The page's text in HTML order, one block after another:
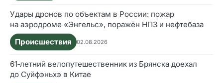
Удары дронов по объектам в России: пожар
на аэродроме «Энгельс», поражён НПЗ и нефтебаза
Происшествия
02.08.2026
61‑летний велопутешественник из Брянска доехал
до Суйфэньхэ в Китае